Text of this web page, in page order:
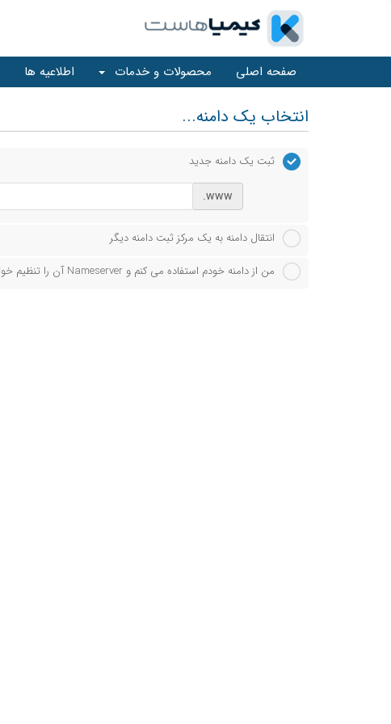
صفحه اصلی محصولات و خدمات اطلاعیه ها
انتخاب یک دامنه...
ثبت یک دامنه جدید
www.
انتقال دامنه به یک مرکز ثبت دامنه دیگر
من از دامنه خودم استفاده می کنم و Nameserver آن را تنظیم خواهم کرد.